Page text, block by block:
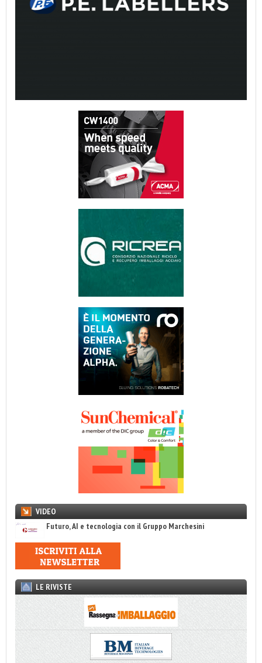
VIDEO
Futuro, AI e tecnologia con il Gruppo Marchesini
LE RIVISTE